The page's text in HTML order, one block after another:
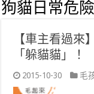
狗貓日常危險
【車主看過來
「躲貓貓」！
2015-10-30 毛